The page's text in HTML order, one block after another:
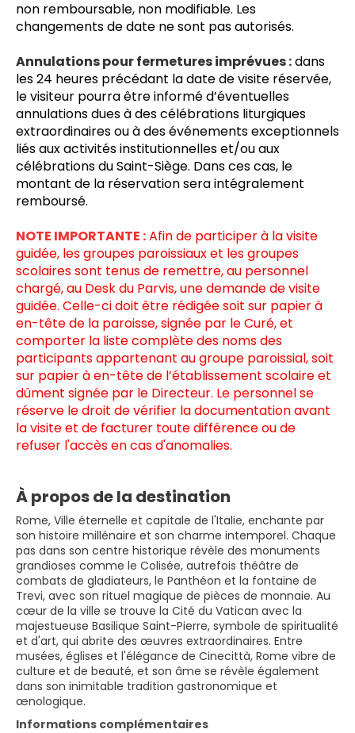
non remboursable, non modifiable. Les
changements de date ne sont pas autorisés.
Annulations pour fermetures imprévues : dans
les 24 heures précédant la date de visite réservée,
le visiteur pourra être informé d’éventuelles
annulations dues à des célébrations liturgiques
extraordinaires ou à des événements exceptionnels
liés aux activités institutionnelles et/ou aux
célébrations du Saint-Siège. Dans ces cas, le
montant de la réservation sera intégralement
remboursé.
NOTE IMPORTANTE : Afin de participer à la visite
guidée, les groupes paroissiaux et les groupes
scolaires sont tenus de remettre, au personnel
chargé, au Desk du Parvis, une demande de visite
guidée. Celle-ci doit être rédigée soit sur papier à
en-tête de la paroisse, signée par le Curé, et
comporter la liste complète des noms des
participants appartenant au groupe paroissial, soit
sur papier à en-tête de l’établissement scolaire et
dûment signée par le Directeur. Le personnel se
réserve le droit de vérifier la documentation avant
la visite et de facturer toute différence ou de
refuser l'accès en cas d'anomalies.
À propos de la destination
Rome, Ville éternelle et capitale de l'Italie, enchante par
son histoire millénaire et son charme intemporel. Chaque
pas dans son centre historique révèle des monuments
grandioses comme le Colisée, autrefois théâtre de
combats de gladiateurs, le Panthéon et la fontaine de
Trevi, avec son rituel magique de pièces de monnaie. Au
cœur de la ville se trouve la Cité du Vatican avec la
majestueuse Basilique Saint-Pierre, symbole de spiritualité
et d'art, qui abrite des œuvres extraordinaires. Entre
musées, églises et l'élégance de Cinecittà, Rome vibre de
culture et de beauté, et son âme se révèle également
dans son inimitable tradition gastronomique et
œnologique.
Informations complémentaires